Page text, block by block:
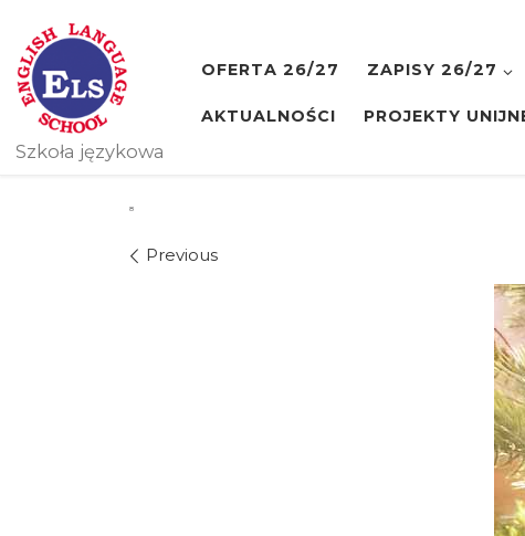
Skip to content
Szkoła językowa
OFERTA 26/27 ZAPISY 26/27
AKTUALNOŚCI PROJEKTY
8
Images navigation
Previous